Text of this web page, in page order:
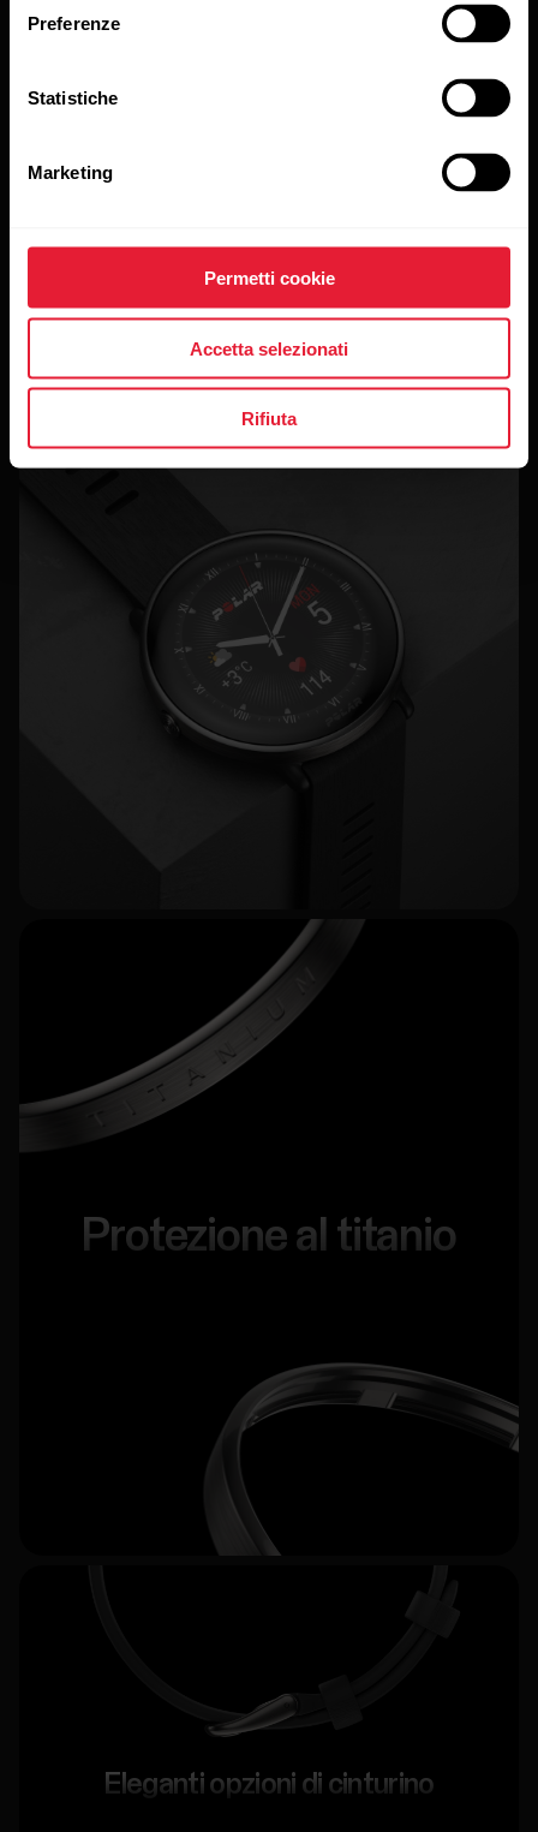
Preferenze
Statistiche
Marketing
Permetti cookie
Accetta selezionati
Rifiuta
Protezione al titanio
Eleganti opzioni di cinturino